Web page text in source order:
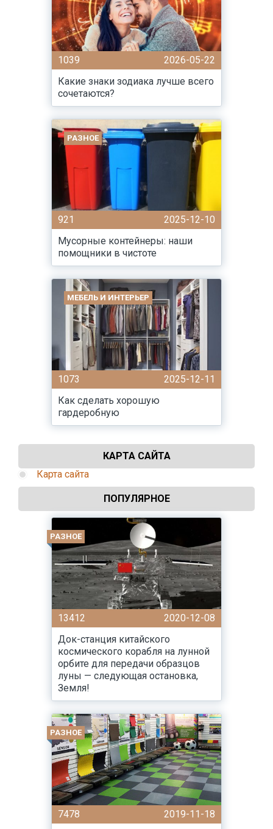
1039
2026-05-22
Какие знаки зодиака лучше всего
сочетаются?
РАЗНОЕ
921
2025-12-10
Мусорные контейнеры: наши
помощники в чистоте
МЕБЕЛЬ И ИНТЕРЬЕР
1073
2025-12-11
Как сделать хорошую
гардеробную
КАРТА САЙТА
Карта сайта
ПОПУЛЯРНОЕ
РАЗНОЕ
13412
2020-12-08
Док-станция китайского
космического корабля на лунной
орбите для передачи образцов
луны — следующая остановка,
Земля!
РАЗНОЕ
7478
2019-11-18